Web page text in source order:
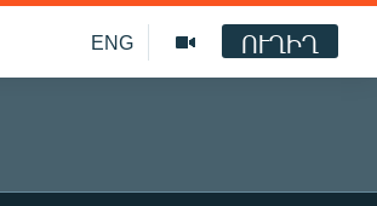
ENG ՈՒՂԻՂ